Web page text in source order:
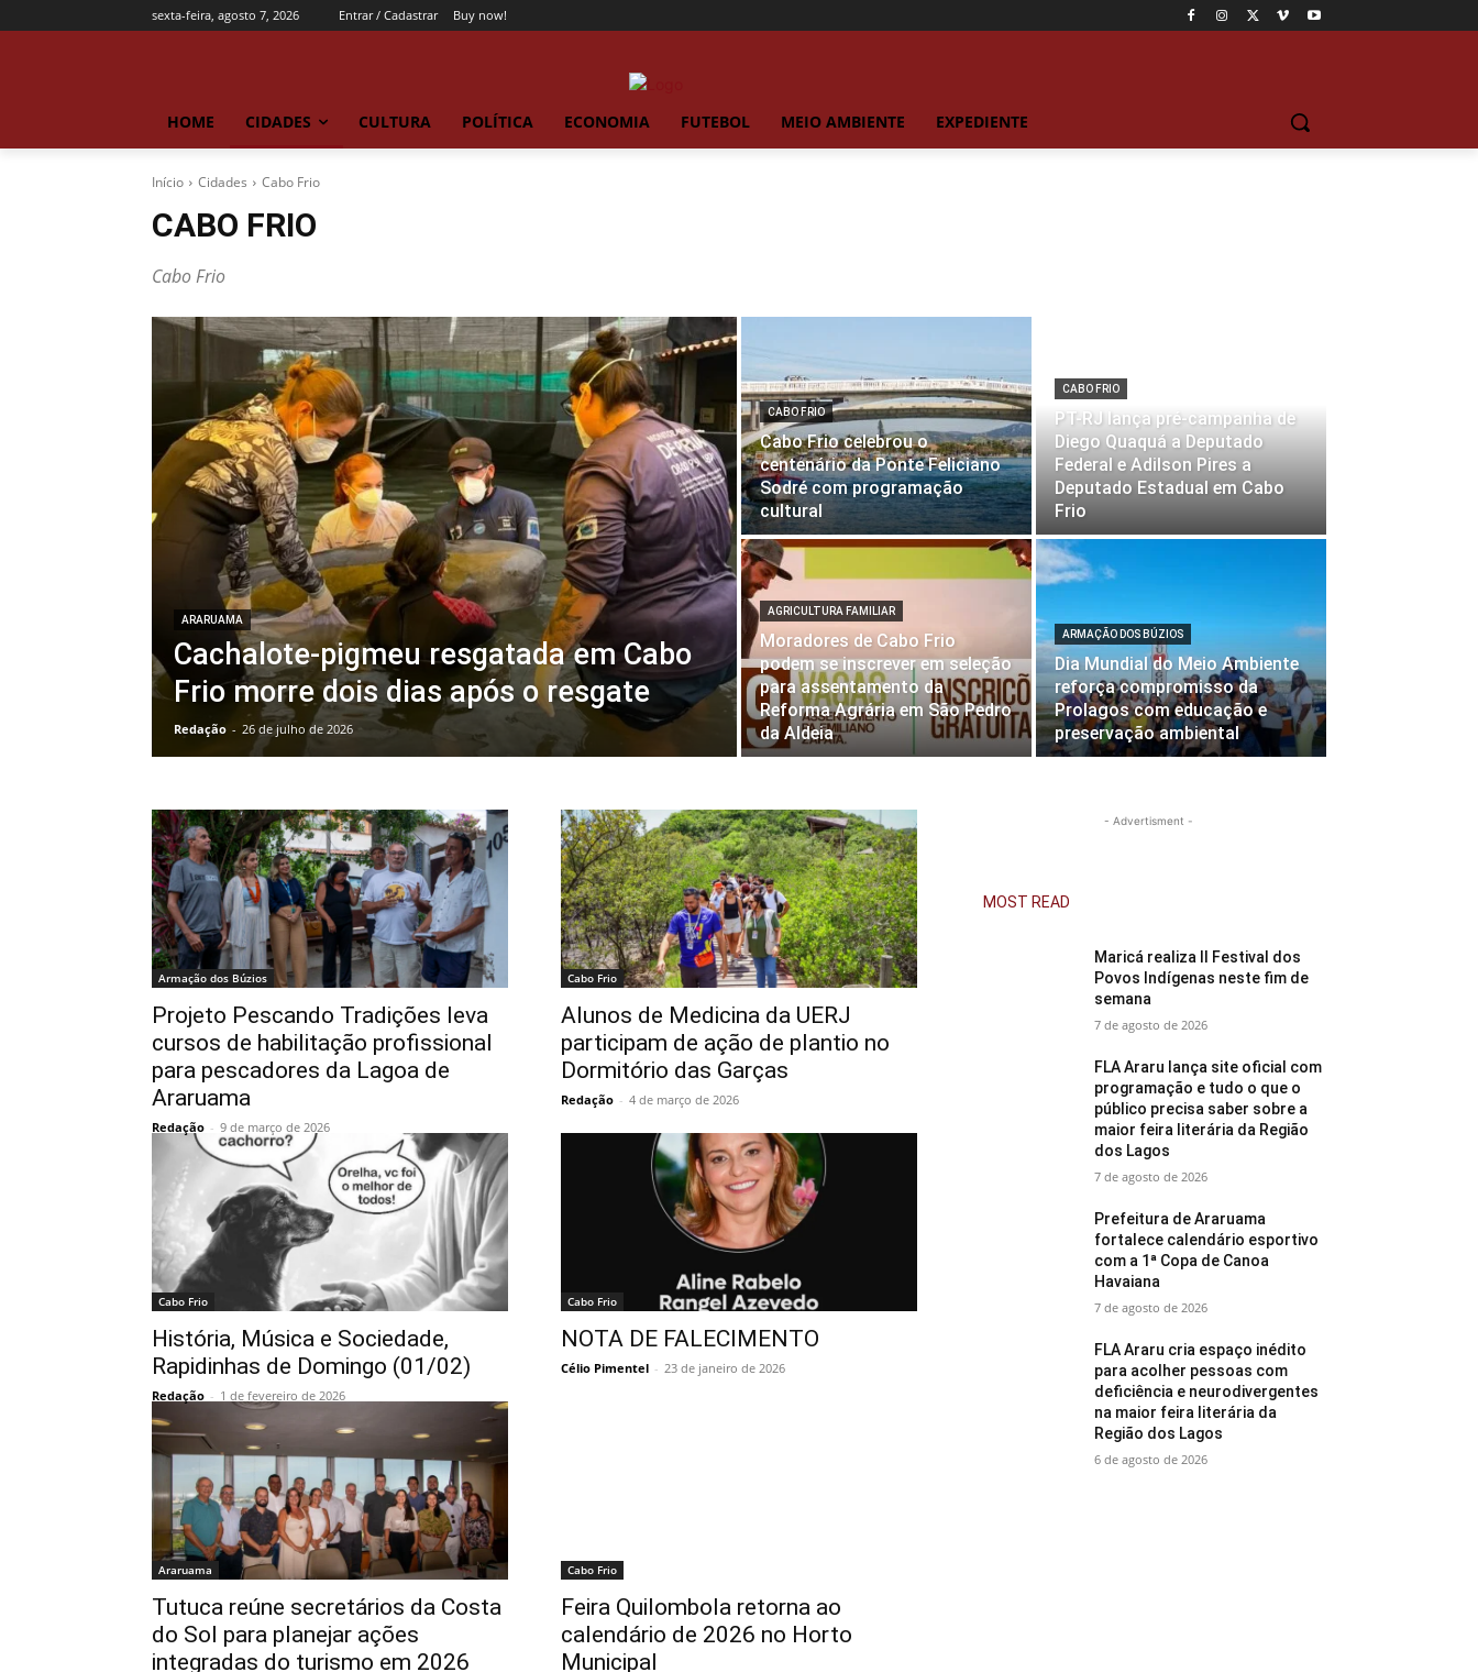
sexta-feira, agosto 7, 2026 Entrar / Cadastrar Buy now!
HOME CIDADES CULTURA POLÍTICA ECONOMIA FUTEBOL MEIO AMBIENTE EXPEDIENTE
Início Cidades Cabo Frio
CABO FRIO
Cabo Frio
ARARUAMA
Cachalote-pigmeu resgatada em Cabo
Frio morre dois dias após o resgate
Redação - 26 de julho de 2026
CABO FRIO
Cabo Frio celebrou o
centenário da Ponte Feliciano
Sodré com programação
cultural
CABO FRIO
PT-RJ lança pré-campanha de
Diego Quaquá a Deputado
Federal e Adilson Pires a
Deputado Estadual em Cabo
Frio
AGRICULTURA FAMILIAR
Moradores de Cabo Frio
podem se inscrever em seleção
para assentamento da
Reforma Agrária em São Pedro
da Aldeia
ARMAÇÃO DOS BÚZIOS
Dia Mundial do Meio Ambiente
reforça compromisso da
Prolagos com educação e
preservação ambiental
Armação dos Búzios
Projeto Pescando Tradições leva
cursos de habilitação profissional
para pescadores da Lagoa de
Araruama
Redação - 9 de março de 2026
Cabo Frio
Alunos de Medicina da UERJ
participam de ação de plantio no
Dormitório das Garças
Redação - 4 de março de 2026
Cabo Frio
História, Música e Sociedade,
Rapidinhas de Domingo (01/02)
Redação - 1 de fevereiro de 2026
Cabo Frio
NOTA DE FALECIMENTO
Célio Pimentel - 23 de janeiro de 2026
Araruama
Tutuca reúne secretários da Costa
do Sol para planejar ações
integradas do turismo em 2026
Cabo Frio
Feira Quilombola retorna ao
calendário de 2026 no Horto
Municipal
- Advertisment -
MOST READ
Maricá realiza II Festival dos
Povos Indígenas neste fim de
semana
7 de agosto de 2026
FLA Araru lança site oficial com
programação e tudo o que o
público precisa saber sobre a
maior feira literária da Região
dos Lagos
7 de agosto de 2026
Prefeitura de Araruama
fortalece calendário esportivo
com a 1ª Copa de Canoa
Havaiana
7 de agosto de 2026
FLA Araru cria espaço inédito
para acolher pessoas com
deficiência e neurodivergentes
na maior feira literária da
Região dos Lagos
6 de agosto de 2026